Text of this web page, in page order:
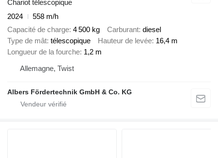
Chariot télescopique
2024
558 m/h
Capacité de charge 4 500 kg Carburant diesel
Type de mât télescopique Hauteur de levée 16,4 m
Longueur de la fourche 1,2 m
Allemagne, Twist
Albers Fördertechnik GmbH & Co. KG